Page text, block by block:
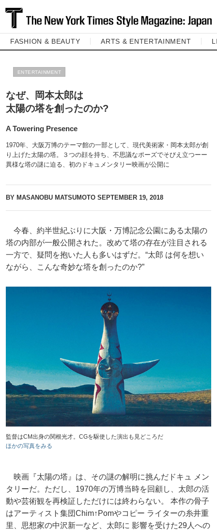
FASHION & BEAUTY ARTS & ENTERTAINMENT
ENTERTAINMENT
なぜ、岡本太郎は
太陽の塔を創ったのか?
A Towering Presence
1970年、大阪万博のテーマ館の一部として、現代美術家・岡本太郎が創
り上げた太陽の塔。３つの顔を持ち、不思議なポーズでそびえ立つーー
異様な塔の謎に迫る、初のドキュメンタリー映画が公開に
BY MASANOBU MATSUMOTO SEPTEMBER 19, 2018
今春、約半世紀ぶりに大阪・万博記念公園にある太陽の
塔の内部が一般公開された。改めて塔の存在が注目される
一方で、疑問を抱いた人も多いはずだ。“太郎 は何を想い
ながら、こんな奇妙な塔を創ったのか?”
監督はCM出身の関根光才。CGを駆使した演出も見どころだ
ほかの写真をみる
映画『太陽の塔』は、その謎の解明に挑んだドキュ メン
タリーだ。ただし、1970年の万博当時を回顧し、太郎の活
動や芸術観を再検証しただけには終わらない。 本作の骨子
はアーティスト集団Chim↑Pomやコピー ライターの糸井重
里、思想家の中沢新一など、太郎に 影響を受けた29人への